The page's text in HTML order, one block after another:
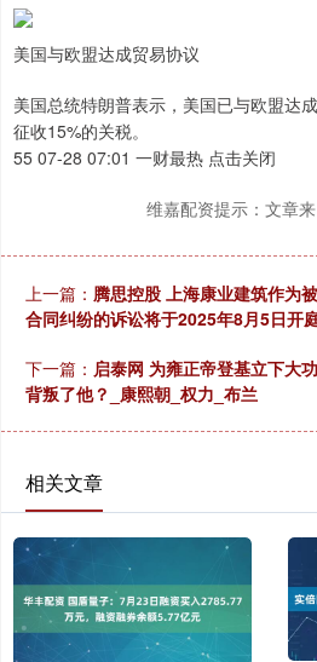
美国与欧盟达成贸易协议
美国总统特朗普表示，美国已与欧盟达
征收15%的关税。
55 07-28 07:01 一财最热 点击关闭
维嘉配资提示：文章
上一篇： 腾思控股 上海康业建筑作为
合同纠纷的诉讼将于2025年8月5日开
下一篇： 启泰网 为雍正帝登基立下大
背叛了他？_康熙朝_权力_布兰
相关文章